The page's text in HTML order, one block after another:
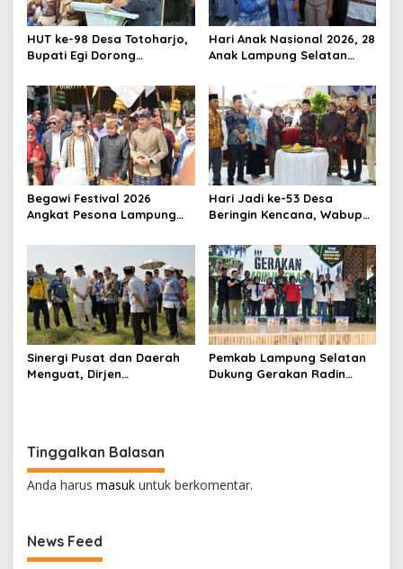
o
s
HUT ke-98 Desa Totoharjo,
Bupati Egi Dorong
Sejarah dan Budaya
Hari Anak Nasional 2026, 28
Anak Lampung Selatan
Masyarakat Lewat Kids
Takeover
Begawi Festival 2026
Angkat Pesona Lampung
Budaya, Lingkungan, dan
Pariwisata
Hari Jadi ke-53 Desa
Beringin Kencana, Wabup
Perkuat Persatuan Menuju
Desa HELAU
Sinergi Pusat dan Daerah
Menguat, Dirjen
Pemkab Lampung Selatan
Dukung Gerakan Radin
Tinggalkan Balasan
Anda harus masuk untuk berkomentar.
News Feed